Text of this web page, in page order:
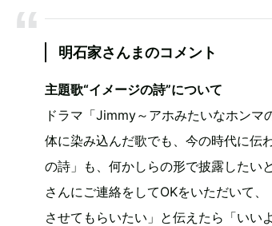
明石家さんまのコメント
主題歌“イメージの詩”について
ドラマ「Jimmy～アホみたいなホン
体に染み込んだ歌でも、今の時代に伝
の詩」も、何かしらの形で披露したい
さんにご連絡をしてOKをいただいて
させてもらいたい」と伝えたら「いい